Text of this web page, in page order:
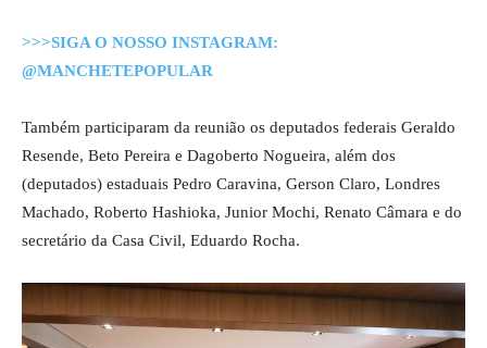
>>>SIGA O NOSSO INSTAGRAM:
@MANCHETEPOPULAR
Também participaram da reunião os deputados federais Geraldo
Resende, Beto Pereira e Dagoberto Nogueira, além dos
(deputados) estaduais Pedro Caravina, Gerson Claro, Londres
Machado, Roberto Hashioka, Junior Mochi, Renato Câmara e do
secretário da Casa Civil, Eduardo Rocha.